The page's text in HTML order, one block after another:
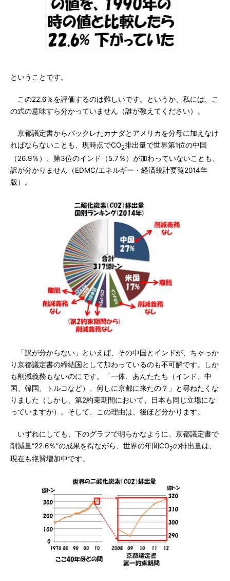
ということです。
この22.6％を評価するのは難しいです。というか、私には、こ
の式の意味すら分かっていません（誰が教えてください）。
京都議定書からバックレたカナダとアメリカを分母に加えなけ
ればならないことも、現時点でCO2排出量で世界第1位の中国
（26.9％）、第3位のインド（5.7％）が加わっていないことも、
訳が分かりません（EDMC/エネルギー・経済統計要覧2014年
版）。
「訳が分からない」といえば、その中国とインドが、ちゃっか
り京都議定書の締結国として加わっているのも不可解です。しか
も削減義務もないのにです。「一体、あんたたち（インド、中
国、韓国、トルコなど）、何しに京都に来たの？」と尋ねたくな
りました（しかし、第2約束期間において、日本も同じ立場にな
っていますが）。そして、この理由は、後ほど分かります。
いずれにしても、下のグラフで明らかなように、京都議定書で
削減量“22.6％”の成果を得ながら、世界の年間CO2の排出量は、
現在も絶賛増加中です。